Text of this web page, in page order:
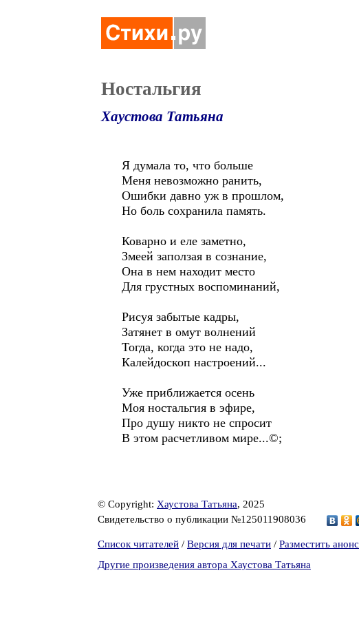
Ностальгия
Хаустова Татьяна
Я думала то, что больше
Меня невозможно ранить,
Ошибки давно уж в прошлом,
Но боль сохранила память.
Коварно и еле заметно,
Змеей заползая в сознание,
Она в нем находит место
Для грустных воспоминаний,
Рисуя забытые кадры,
Затянет в омут волнений
Тогда, когда это не надо,
Калейдоскоп настроений...
Уже приближается осень
Моя ностальгия в эфире,
Про душу никто не спросит
В этом расчетливом мире...©;
© Copyright: Хаустова Татьяна, 2025
Свидетельство о публикации №125011908036
Список читателей / Версия для печати / Разместить анонс
Другие произведения автора Хаустова Татьяна